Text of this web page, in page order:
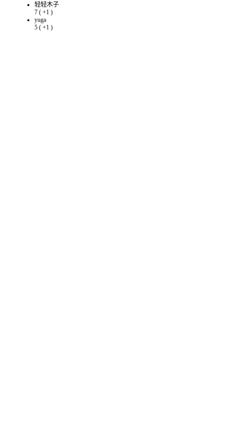
轻轻木子
7 ( +1 )
yuga
5 ( +1 )